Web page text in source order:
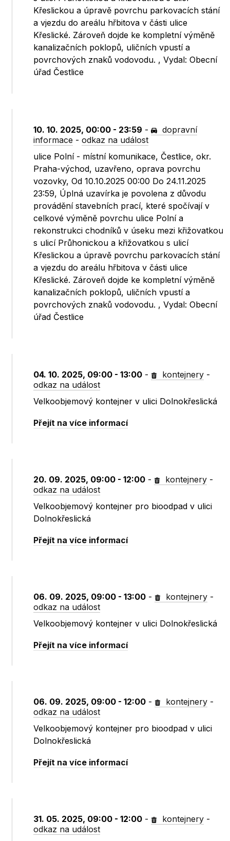
Křeslickou a úpravě povrchu parkovacích stání
a vjezdu do areálu hřbitova v části ulice
Křeslické. Zároveň dojde ke kompletní výměně
kanalizačních poklopů, uličních vpustí a
povrchových znaků vodovodu. , Vydal: Obecní
úřad Čestlice
10. 10. 2025, 00:00 - 23:59 -
dopravní
informace -odkaz na událost
ulice Polní - místní komunikace, Čestlice, okr.
Praha-východ, uzavřeno, oprava povrchu
vozovky, Od 10.10.2025 00:00 Do 24.11.2025
23:59, Úplná uzavírka je povolena z důvodu
provádění stavebních prací, které spočívají v
celkové výměně povrchu ulice Polní a
rekonstrukci chodníků v úseku mezi křižovatkou
s ulicí Průhonickou a křižovatkou s ulicí
Křeslickou a úpravě povrchu parkovacích stání
a vjezdu do areálu hřbitova v části ulice
Křeslické. Zároveň dojde ke kompletní výměně
kanalizačních poklopů, uličních vpustí a
povrchových znaků vodovodu. , Vydal: Obecní
úřad Čestlice
04. 10. 2025, 09:00 - 13:00 - kontejnery -
odkaz na událost
Velkoobjemový kontejner v ulici Dolnokřeslická
Přejít na více informací
20. 09. 2025, 09:00 - 12:00 - kontejnery -
odkaz na událost
Velkoobjemový kontejner pro bioodpad v ulici
Dolnokřeslická
Přejít na více informací
06. 09. 2025, 09:00 - 13:00 - kontejnery -
odkaz na událost
Velkoobjemový kontejner v ulici Dolnokřeslická
Přejít na více informací
06. 09. 2025, 09:00 - 12:00 - kontejnery -
odkaz na událost
Velkoobjemový kontejner pro bioodpad v ulici
Dolnokřeslická
Přejít na více informací
31. 05. 2025, 09:00 - 12:00 - kontejnery -
odkaz na událost